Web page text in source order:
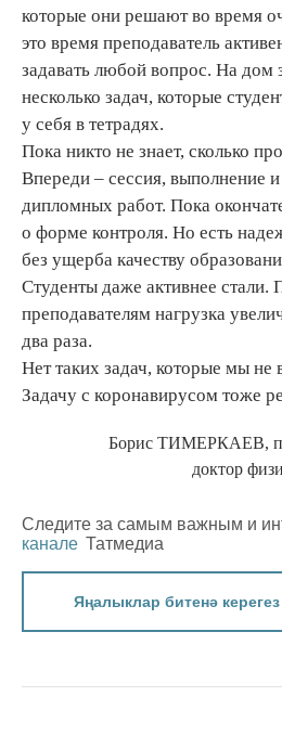
которые они решают во время
это время преподаватель
задавать любой вопрос. На дом
несколько задач, которые
у себя в тетрадях.
Пока никто не знает, сколько
Впереди – сессия, выполнение
дипломных работ. Пока
о форме контроля. Но есть
без ущерба качеству
Студенты даже активнее стали.
преподавателям нагрузка
два раза.
Нет таких задач, которые мы не
Задачу с коронавирусом тоже
Борис ТИМЕРКАЕВ,
доктор
Следите за самым важным и
канале Татмедиа
Яңалыклар битенә керегез